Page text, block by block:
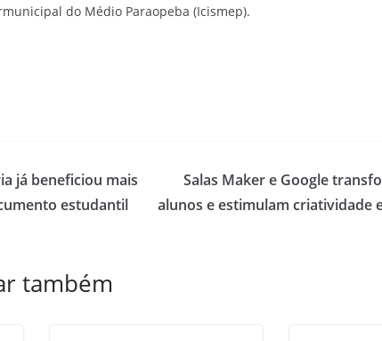
do Médio Paraopeba (Icismep).
já beneficiou mais
estudantil
Salas Maker e Google
alunos e estimulam criatividade
também